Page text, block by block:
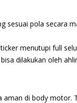
pola secara
menutupi full
dilakukan oleh
di body motor.